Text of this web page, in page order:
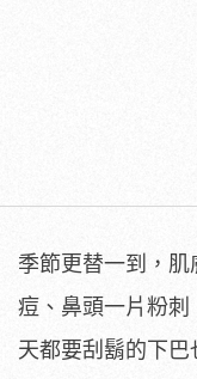
季節更替一到，
痘、鼻頭一片粉
天都要刮鬍的下